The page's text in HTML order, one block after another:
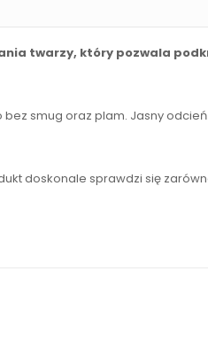
twarzy, który pozwala
smug oraz plam. Jasny odcień
doskonale sprawdzi się